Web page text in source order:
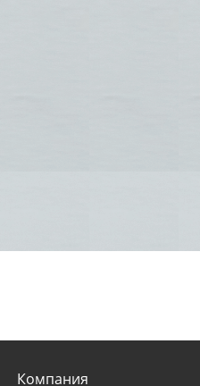
Компания